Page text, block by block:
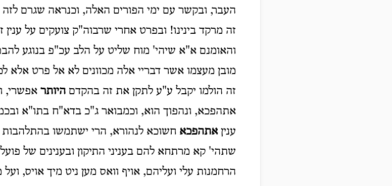
העבר, ובקשר עם ימי הפורים האלה, וכנראה שגרם לזה
זה מרקד בינינו! ובפרט אחרי שרבוה"ק צועקים על
והאומנם א"א שיהי' מוח שליט על הלב עכ"פ בנוגע
מובן מעצמו אשר דבריי אלה מכוונים לא אל פרט אלא
זה הולמו יקבל ע"ע לתקן את זה בהקדם היותר אפשרי,
אתהפכא, ונהפוך הוא, וכמבואר ג"כ בדא"ח בתו"א
עניןאתהפכא חשוכא לנהורא, הרי ישתמשו בהתלהבות
שתהי' קא מרתחא להם בעניני התיקון ובענינים של
הרחמנות עלי ועליהם, אויף וואס מען ניט מיך אויס,